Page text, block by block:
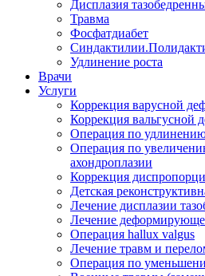
Дисплазия
Травма
Фосфатдиабет
Удлинение роста
Врачи
Услуги
Коррекция варусной
Коррекция вальгусной
Операция по
Операция по
ахондроплазии
Коррекция
Детская
Лечение дисплазии
Лечение
Операция hallux valgus
Лечение травм и
Операция по